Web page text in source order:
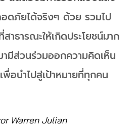
ดภัยได้จริงๆ ด้วย รวมไป
ธารณะให้เกิดประโยชน์มาก
ามีส่วนร่วมออกความคิดเห็น
พื่อนำไปสู่เป้าหมายที่ทุกคน
Warren Julian